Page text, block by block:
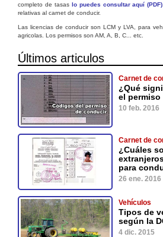
completo de tasas lo puedes consultar aquí (PDF)
relativas al carnet de conducir.
Las licencias de conducir son LCM y LVA, para
agricolas. Los permisos son AM, A, B, C... etc.
Últimos articulos
Carnet de
¿Qué
el
10 feb. 2016
Carnet de
¿Cuáles
para
26 ene. 2016
Vehículos
Tipos de
según la
4 dic. 2015